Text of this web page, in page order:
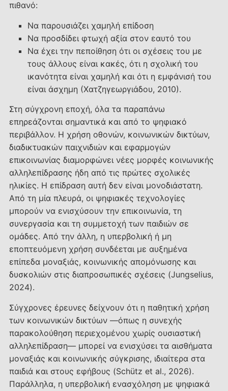
πιθανό:
Να παρουσιάζει χαμηλή επίδοση
Να προσδίδει φτωχή αξία στον εαυτό του
Να έχει την πεποίθηση ότι οι σχέσεις του με
τους άλλους είναι κακές, ότι η σχολική του
ικανότητα είναι χαμηλή και ότι η εμφάνισή του
είναι άσχημη (Χατζηγεωργιάδου, 2010).
Στη σύγχρονη εποχή, όλα τα παραπάνω
επηρεάζονται σημαντικά και από το ψηφιακό
περιβάλλον. Η χρήση οθονών, κοινωνικών δικτύων,
διαδικτυακών παιχνιδιών και εφαρμογών
επικοινωνίας διαμορφώνει νέες μορφές κοινωνικής
αλληλεπίδρασης ήδη από τις πρώτες σχολικές
ηλικίες. Η επίδραση αυτή δεν είναι μονοδιάστατη.
Από τη μία πλευρά, οι ψηφιακές τεχνολογίες
μπορούν να ενισχύσουν την επικοινωνία, τη
συνεργασία και τη συμμετοχή των παιδιών σε
ομάδες. Από την άλλη, η υπερβολική ή μη
εποπτευόμενη χρήση συνδέεται με αυξημένα
επίπεδα μοναξιάς, κοινωνικής απομόνωσης και
δυσκολιών στις διαπροσωπικές σχέσεις (Jungselius,
2024).
Σύγχρονες έρευνες δείχνουν ότι η παθητική χρήση
των κοινωνικών δικτύων —όπως η συνεχής
παρακολούθηση περιεχομένου χωρίς ουσιαστική
αλληλεπίδραση— μπορεί να ενισχύσει τα αισθήματα
μοναξιάς και κοινωνικής σύγκρισης, ιδιαίτερα στα
παιδιά και στους εφήβους (Schütz et al., 2026).
Παράλληλα, η υπερβολική ενασχόληση με ψηφιακά